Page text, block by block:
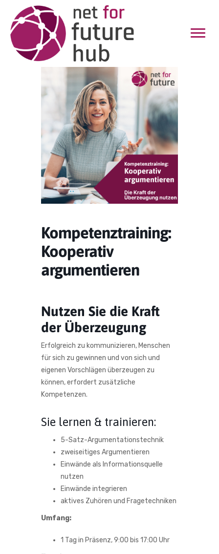
Kompetenztraining:
Kooperativ
argumentieren
Nutzen Sie die Kraft
der Überzeugung
Erfolgreich zu kommunizieren, Menschen
für sich zu gewinnen und von sich und
eigenen Vorschlägen überzeugen zu
können, erfordert zusätzliche
Kompetenzen.
Sie lernen & trainieren:
5-Satz-Argumentationstechnik
zweiseitiges Argumentieren
Einwände als Informationsquelle
nutzen
Einwände integrieren
aktives Zuhören und Fragetechniken
Umfang:
1 Tag in Präsenz, 9:00 bis 17:00 Uhr